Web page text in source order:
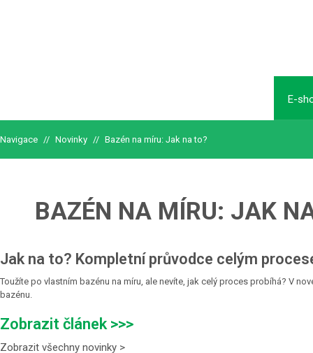
E-
Navigace // Novinky // Bazén na míru: Jak na to?
BAZÉN NA MÍRU: JAK
Jak na to? Kompletní průvodce celým
Toužíte po vlastním bazénu na míru, ale nevíte, jak celý proces probíhá? V
bazénu.
Zobrazit článek >>>
Zobrazit všechny novinky >